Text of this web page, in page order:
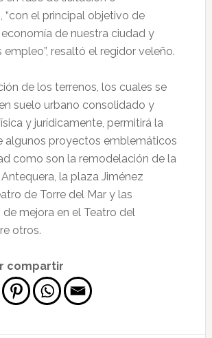
“con el principal objetivo de
de nuestra ciudad y
empleo”, resaltó el regidor veleño.
de los terrenos, los cuales se
suelo urbano consolidado y
y jurídicamente, permitirá la
algunos proyectos emblemáticos
como son la remodelación de la
la plaza Jiménez
de Torre del Mar y las
mejora en el Teatro del
otros.
compartir